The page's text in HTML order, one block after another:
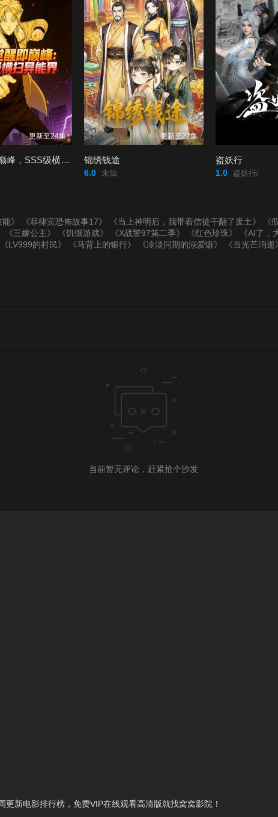
更新至24集
开局觉醒即巅峰，SSS级横扫异能界！
更新至22集
锦绣钱途
6.0 未知
盗妖行
1.0 盗妖行/
》 《菲律宾恐怖故事17》 《当上神明后，我带着信徒干翻了废土》
《
《三嫁公主》 《饥饿游戏》 《X战警97第二季》 《红色珍珠》
《AI了，
《LV999的村民》 《马背上的银行》 《冷淡同期的溺爱癖》
《当光芒消逝
当前暂无评论，赶紧抢个沙发
新电影排行榜，免费VIP在线观看高清版就找窝窝影院！